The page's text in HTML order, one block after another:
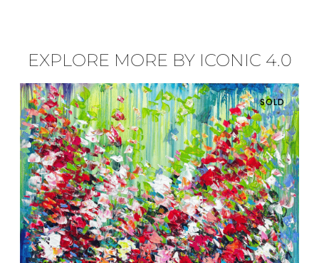
EXPLORE MORE BY ICONIC 4.0
SOLD